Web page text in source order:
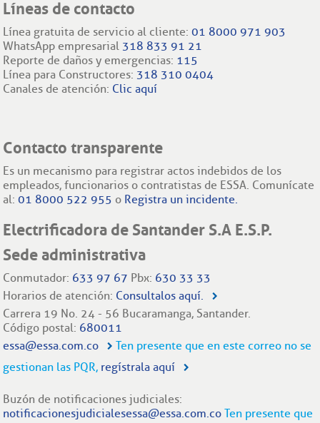
Líneas de contacto
Línea gratuita de servicio al cliente:01 8000 971 903
WhatsApp empresarial 318 833 91 21
Reporte de daños y emergencias: 115
Línea para Constructores: 318 310 0404
Canales de atención: Clic aquí
Contacto transparente
Es un mecanismo para registrar actos indebidos de los
empleados, funcionarios o contratistas de ESSA. Comunícate
al:01 8000 522 955 o Registra un incidente.
Electrificadora de Santander S.A E.S.P.
Sede administrativa
Conmutador: 633 97 67 Pbx: 630 33 33
Horarios de atención: Consultalos aquí.
Carrera 19 No. 24 - 56 Bucaramanga, Santander.
Código postal: 680011
essa@essa.com.co
Ten presente que en este correo no se
gestionan las PQR, regístrala aquí
Buzón de notificaciones judiciales:
notificacionesjudicialesessa@essa.com.co Ten presente que